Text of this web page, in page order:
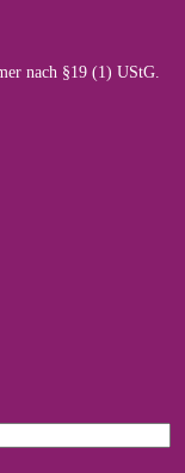
nach §19 (1) UStG.